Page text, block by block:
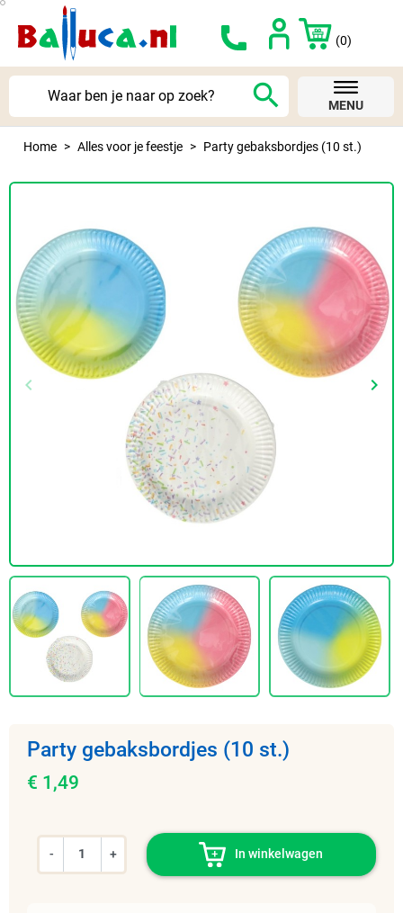
(0)
search MENU
Home Alles voor je feestje Party gebaksbordjes (10 st.)
Vorige
keyboard_arrow_left keyboard_arrow_right
Party gebaksbordjes (10 st.)
€ 1,49
- + In winkelwagen